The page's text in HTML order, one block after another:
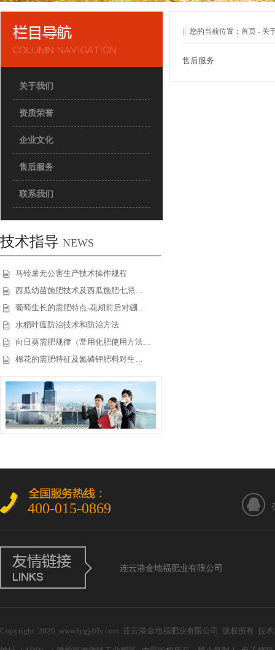
关于我们
资质荣誉
企业文化
售后服务
联系我们
技术指导 NEWS
马铃薯无公害生产技术操作规程
西瓜幼苗施肥技术及西瓜施肥七忌…
葡萄生长的需肥特点-花期前后对硼…
水稻叶瘟防治技术和防治方法
向日葵需肥规律（常用化肥使用方法…
棉花的需肥特征及氮磷钾肥料对生…
您的当前位置： 首页 - 关
售后服务
400-015-0869
连云港金地福肥业有限公司
Copyright 2026 www.lygjdffy.com 连云港金地福肥业有限公司 版权所有 技